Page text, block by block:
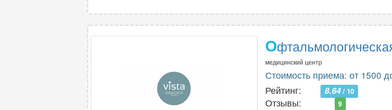
О
медицинский центр
Стоимость приема: от 1500
Рейтинг:
8.64 / 10
Отзывы: 9